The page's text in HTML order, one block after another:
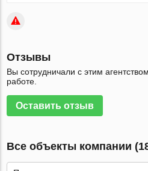
Отзывы
Вы сотрудничали с этим
работе.
Оставить отзыв
Все объекты компании